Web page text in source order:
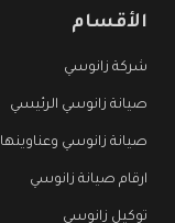
الأقسام
شركة زانوسي
صيانة زانوسي الرئيسي
صيانة زانوسي وعناوينها
ارقام صيانة زانوسي
توكيل زانوسي